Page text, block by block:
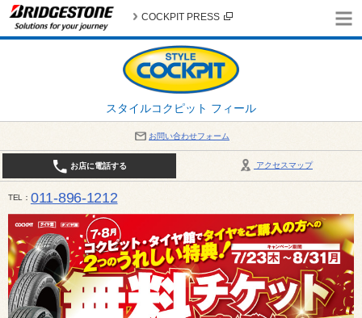
スタイルコクピット フィール
COCKPIT PRESS
お問い合わせフォーム
アクセスマップ
お店に電話する
TEL 011-896-1212
平日・日・祝日：作業受付10:00～17:30 、商談受付は10:00～18:00 まで 営業時間は10:00～
受け出来ない場合がございます。店舗までお問い合わせください。電話も込み合うことが予想さ
日：2026年8月の定休日 毎週 火曜日と水曜日 8月10日(月曜日) から 8月14日(金曜